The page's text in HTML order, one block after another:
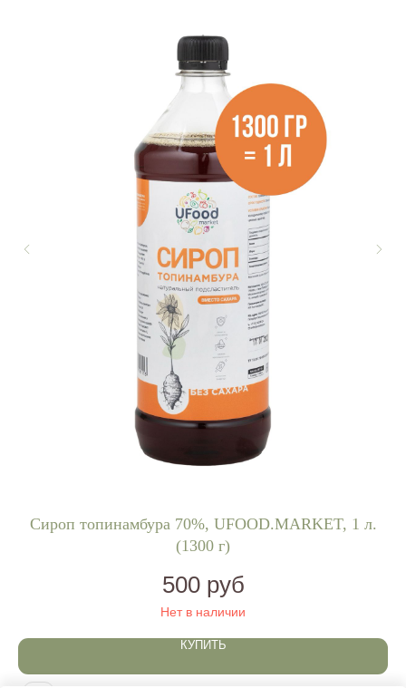
Cироп топинамбура 70%, UFOOD.MARKET, 1 л.
(1300 г)
500 руб
Нет в наличии
КУПИТЬ